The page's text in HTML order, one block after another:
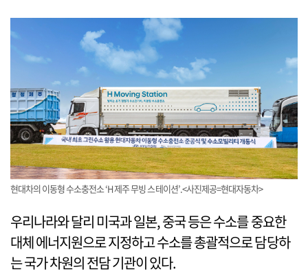
현대차의 이동형 수소충전소 ‘H 제주 무빙 스테이션’.<사진제공=현대자동차>
우리나라와 달리 미국과 일본, 중국 등은 수소를 중요한
대체 에너지원으로 지정하고 수소를 총괄적으로 담당하
는 국가 차원의 전담 기관이 있다.